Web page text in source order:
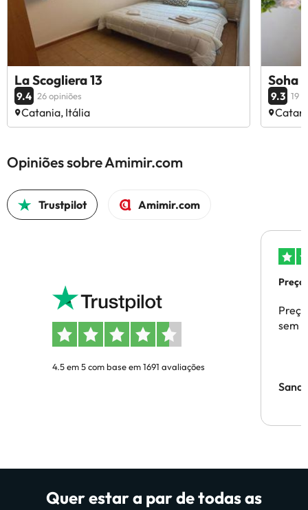
La Scogliera 13
9.4 26 opiniões
Catania, Itália
Soha
9.3 19
Opiniões sobre Amimir.com
Trustpilot Amimir.com
4.5 em 5 com base em 1691 avaliações
sem
Quer estar a par de todas as